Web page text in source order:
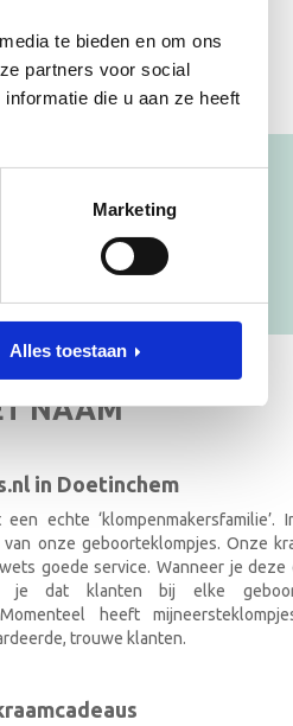
te bieden en om ons
partners voor social
die u aan ze heeft
Marketing
Alles toestaan
NAAM
in Doetinchem
echte ‘klompenmakersfamilie’.
onze geboorteklompjes. Onze
goede service. Wanneer je deze
je dat klanten bij elke
heeft
trouwe klanten.